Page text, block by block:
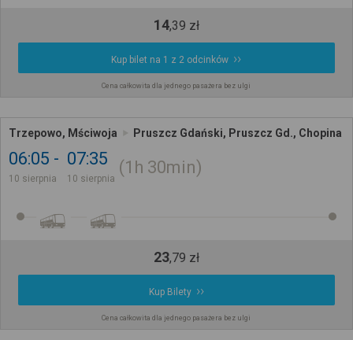
14,39 zł
Kup bilet na 1 z 2 odcinków
Cena całkowita dla jednego pasażera bez ulgi
Trzepowo, Mściwoja Pruszcz Gdański, Pruszcz Gd., Chopina
06:05
10 sierpnia
07:35
10 sierpnia
1h 30min
23,79 zł
Kup Bilety
Cena całkowita dla jednego pasażera bez ulgi